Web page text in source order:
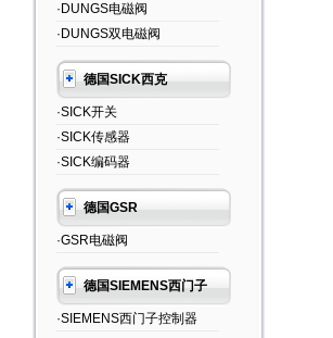
·DUNGS电磁阀
·DUNGS双电磁阀
德国SICK西克
·SICK开关
·SICK传感器
·SICK编码器
德国GSR
·GSR电磁阀
德国SIEMENS西门子
·SIEMENS西门子控制器